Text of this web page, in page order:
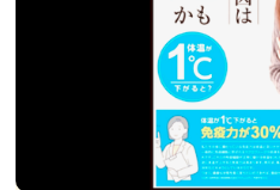
ニュース＆ブログ